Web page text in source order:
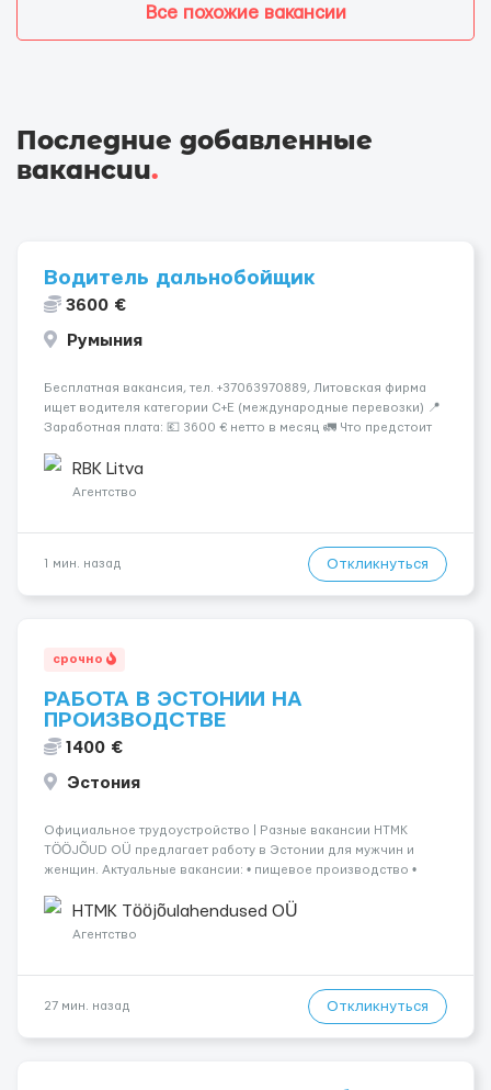
Все похожие вакансии
Последние добавленные
вакансии.
Водитель дальнобойщик
3600 €
Румыния
Бесплатная вакансия, тел. +37063970889, Литовская фирма
ищет водителя категории C+E (международные перевозки) 📍
Заработная плата: 💶 3600 € нетто в месяц 🚛 Что предстоит
рефрижераторах. В среднем 400–500 км в день. Погрузки и
разгрузки...
RBK Litva
Агентство
1 мин. назад Откликнуться
срочно
РАБОТА В ЭСТОНИИ НА
ПРОИЗВОДСТВЕ
1400 €
Эстония
Официальное трудоустройство | Разные вакансии HTMK
TÖÖJÕUD OÜ предлагает работу в Эстонии для мужчин и
женщин. Актуальные вакансии: • пищевое производство •
склады и логистика • п...
HTMK Tööjõulahendused OÜ
Агентство
27 мин. назад Откликнуться